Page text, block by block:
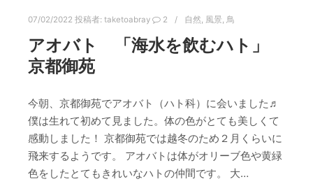
07/02/2022 投稿者: taketoabray 2 自然, 風景, 鳥
アオバト 「海水を飲むハト」
京都御苑
今朝、京都御苑でアオバト（ハト科）に会いました♬
僕は生れて初めて見ました。体の色がとても美しくて
感動しました！ 京都御苑では越冬のため２月くらいに
飛来するようです。 アオバトは体がオリーブ色や黄緑
色をしたとてもきれいなハトの仲間です。 大…